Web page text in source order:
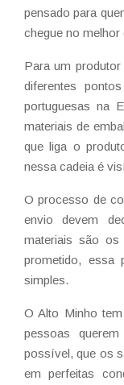
pensado para
chegue no
Para um
diferentes
portuguesas na
materiais de
que liga o
nessa cadeia é
O processo de
envio devem
materiais são
prometido, essa
simples.
O Alto Minho
pessoas
possível, que os
em perfeitas